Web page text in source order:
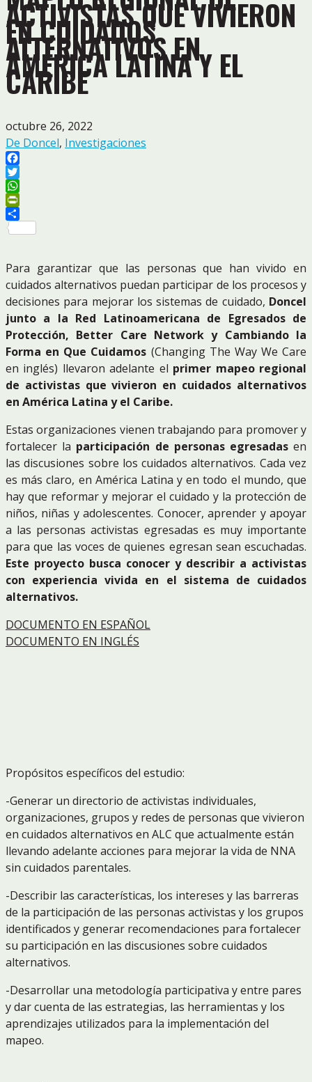
ACTIVISTAS QUE VIVIERON
EN CUIDADOS
ALTERNATIVOS EN
AMÉRICA LATINA Y EL
CARIBE
octubre 26, 2022
De Doncel, Investigaciones
Facebook
Twitter
WhatsApp
PrintFriendly
Para garantizar que las personas que han vivido en
cuidados alternativos puedan participar de los procesos y
decisiones para mejorar los sistemas de cuidado, Doncel
junto a la Red Latinoamericana de Egresados de
Protección, Better Care Network y Cambiando la
Forma en Que Cuidamos (Changing The Way We Care
en inglés) llevaron adelante el primer mapeo regional
de activistas que vivieron en cuidados alternativos
en América Latina y el Caribe.
Estas organizaciones vienen trabajando para promover y
fortalecer la participación de personas egresadasen
las discusiones sobre los cuidados alternativos. Cada vez
es más claro, en América Latina y en todo el mundo, que
hay que reformar y mejorar el cuidado y la protección de
niños, niñas y adolescentes. Conocer, aprender y apoyar
a las personas activistas egresadas es muy importante
para que las voces de quienes egresan sean escuchadas.
Este proyecto busca conocer y describir a activistas
con experiencia vivida en el sistema de cuidados
alternativos.
DOCUMENTO EN ESPAÑOL
DOCUMENTO EN INGLÉS
Propósitos específicos del estudio:
-Generar un directorio de activistas individuales,
organizaciones, grupos y redes de personas que vivieron
en cuidados alternativos en ALC que actualmente están
llevando adelante acciones para mejorar la vida de NNA
sin cuidados parentales.
-Describir las características, los intereses y las barreras
de la participación de las personas activistas y los grupos
identificados y generar recomendaciones para fortalecer
su participación en las discusiones sobre cuidados
alternativos.
-Desarrollar una metodología participativa y entre pares
y dar cuenta de las estrategias, las herramientas y los
aprendizajes utilizados para la implementación del
mapeo.